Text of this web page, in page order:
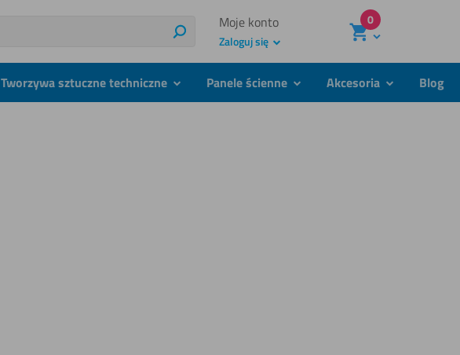
Szukaj
Moje konto
Zaloguj się
0
Tworzywa sztuczne techniczne podmenuPanele ścienne podmenuAkcesoria podmenuBlog